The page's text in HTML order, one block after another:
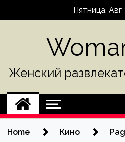
Пятница, Авг
Женский
Home Кино